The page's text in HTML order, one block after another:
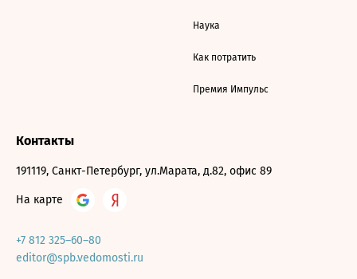
Наука
Как потратить
Премия Импульс
Контакты
191119, Санкт-Петербург, ул.Марата, д.82, офис 89
На карте
+7 812 325–60–80
editor@spb.vedomosti.ru